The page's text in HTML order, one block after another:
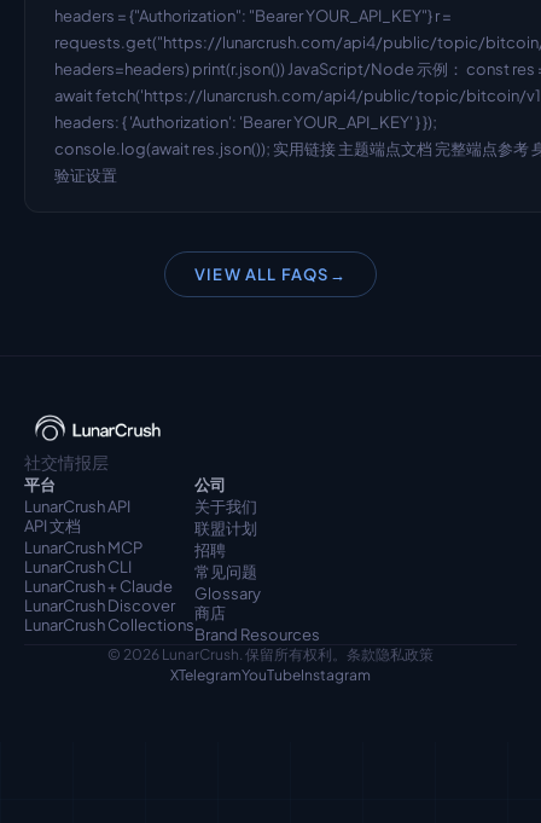
headers = {"Authorization": "Bearer YOUR_API_KEY"} r =
requests.get("https://lunarcrush.com/api4/public/topic/
headers=headers) print(r.json()) JavaScript/Node 示例： const res
await fetch('https://lunarcrush.com/api4/public/topic/bitcoin/
headers: { 'Authorization': 'Bearer YOUR_API_KEY' } });
console.log(await res.json()); 实用链接 主题端点文档 完整端点参考
验证设置
VIEW ALL FAQS →
社交情报层
平台
LunarCrush API
API 文档
LunarCrush MCP
LunarCrush CLI
LunarCrush + Claude
LunarCrush Discover
LunarCrush Collections
公司
关于我们
联盟计划
招聘
常见问题
Glossary
商店
Brand Resources
© 2026 LunarCrush. 保留所有权利。 条款隐私政策
XTelegramYouTubeInstagram